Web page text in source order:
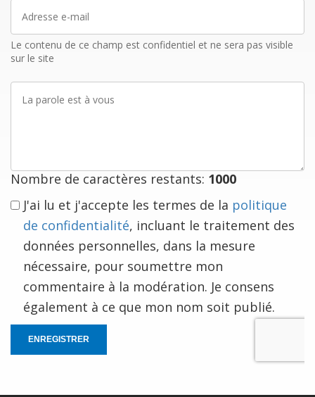
mail
Le contenu de ce champ est confidentiel et ne sera pas visible
sur le site
parole
Nombre de caractères restants: 1000
J'ai lu et j'accepte les termes de la politique
de confidentialité, incluant le traitement des
données personnelles, dans la mesure
nécessaire, pour soumettre mon
commentaire à la modération. Je consens
également à ce que mon nom soit publié.
ENREGISTRER